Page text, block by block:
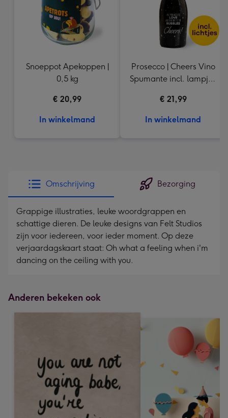
Snoeppot Apekoppen |
0,5 kg
€ 20,99
In winkelmand
Prosecco | Cheers Vino
Spumante incl. lampje |
€ 21,99
In winkelmand
Omschrijving Bezorging
Grappige illustraties, leuke woordgrappen en
schattige dieren. De leuke designs van Felt Studios
zijn voor iedereen, voor ieder moment. Op deze
verjaardagskaart staat: Oh what a feeling when i'm
dancing on the ceiling with you.
Anderen bekeken ook